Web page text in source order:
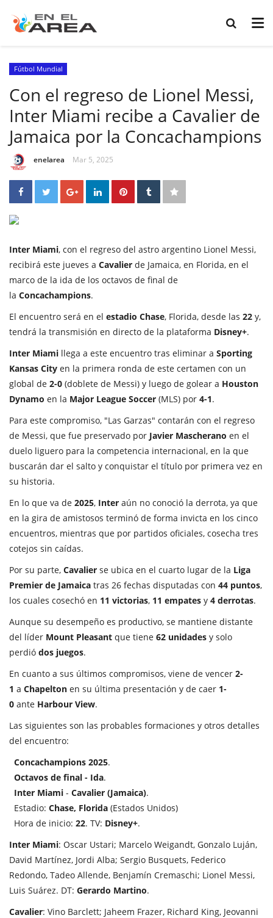
Fútbol Mundial
Con el regreso de Lionel Messi,
Inter Miami recibe a Cavalier de
Jamaica por la Concachampions
enelarea Mar 5, 2025
Inter Miami, con el regreso del astro argentino Lionel Messi,
recibirá este jueves a Cavalier de Jamaica, en Florida, en el
marco de la ida de los octavos de final de
la Concachampions.
El encuentro será en el estadio Chase, Florida, desde las 22 y,
tendrá la transmisión en directo de la plataforma Disney+.
Inter Miami llega a este encuentro tras eliminar a Sporting
Kansas City en la primera ronda de este certamen con un
global de 2-0 (doblete de Messi) y luego de golear a Houston
Dynamo en la Major League Soccer (MLS) por 4-1.
Para este compromiso, "Las Garzas" contarán con el regreso
de Messi, que fue preservado por Javier Mascherano en el
duelo liguero para la competencia internacional, en la que
buscarán dar el salto y conquistar el título por primera vez en
su historia.
En lo que va de 2025, Inter aún no conoció la derrota, ya que
en la gira de amistosos terminó de forma invicta en los cinco
encuentros, mientras que por partidos oficiales, cosecha tres
cotejos sin caídas.
Por su parte, Cavalier se ubica en el cuarto lugar de la Liga
Premier de Jamaica tras 26 fechas disputadas con 44 puntos,
los cuales cosechó en 11 victorias, 11 empates y 4 derrotas.
Aunque su desempeño es productivo, se mantiene distante
del líder Mount Pleasant que tiene 62 unidades y solo
perdió dos juegos.
En cuanto a sus últimos compromisos, viene de vencer 2-
1 a Chapelton en su última presentación y de caer 1-
0 ante Harbour View.
Las siguientes son las probables formaciones y otros detalles
del encuentro:
Concachampions 2025.
Octavos de final - Ida.
Inter Miami - Cavalier (Jamaica).
Estadio: Chase, Florida (Estados Unidos)
Hora de inicio: 22. TV: Disney+.
Inter Miami: Oscar Ustari; Marcelo Weigandt, Gonzalo Luján,
David Martínez, Jordi Alba; Sergio Busquets, Federico
Redondo, Tadeo Allende, Benjamín Cremaschi; Lionel Messi,
Luis Suárez. DT: Gerardo Martino.
Cavalier: Vino Barclett; Jaheem Frazer, Richard King, Jeovanni